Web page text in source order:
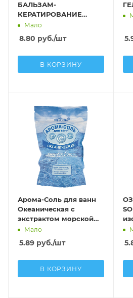
БАЛЬЗАМ-
КЕРАТИРОВАНИЕ
оздоравливающего
действия для сияния
волос
Мало
8.80 руб./шт
В КОРЗИНУ
Арома-Соль для ванн
Океаническая с
экстрактом морской
водоросли ламинарии
и эфирным маслом
лимона
Мало
5.89 руб./шт
В КОРЗИНУ